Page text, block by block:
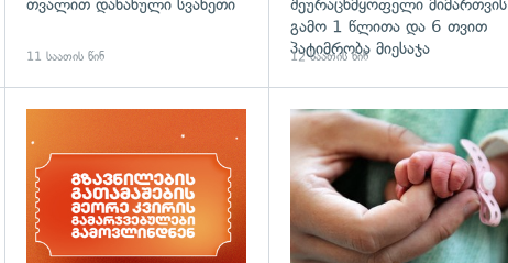
თვალით დანახული სვანეთი
11 საათის წინ
შეურაცხმყოფელი მიმართვის
გამო 1 წლითა და 6 თვით
პატიმრობა მიესაჯა
12 საათის წინ